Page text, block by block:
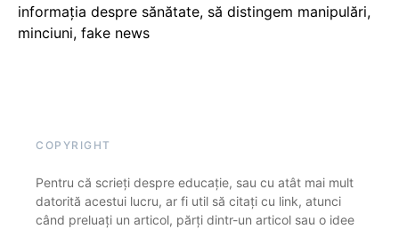
informația despre sănătate, să distingem manipulări,
minciuni, fake news
COPYRIGHT
Pentru că scrieți despre educație, sau cu atât mai mult
datorită acestui lucru, ar fi util să citați cu link, atunci
când preluați un articol, părți dintr-un articol sau o idee